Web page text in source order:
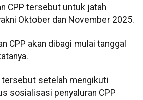
CPP tersebut untuk jatah
Oktober dan November 2025.
CPP akan dibagi mulai tanggal
tersebut setelah mengikuti
sosialisasi penyaluran CPP